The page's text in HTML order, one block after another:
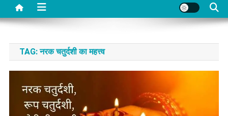
TAG:नरक चतुर्दशी का महत्त्व